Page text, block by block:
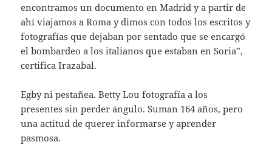
encontramos un documento en Madrid y a partir de
ahí viajamos a Roma y dimos con todos los escritos y
fotografías que dejaban por sentado que se encargó
el bombardeo a los italianos que estaban en Soria”,
certifica Irazabal.
Egby ni pestañea. Betty Lou fotografía a los
presentes sin perder ángulo. Suman 164 años, pero
una actitud de querer informarse y aprender
pasmosa.